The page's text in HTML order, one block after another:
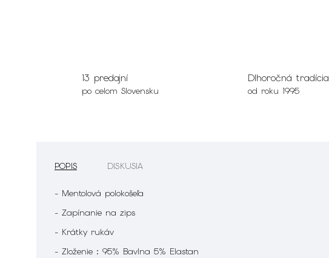
13 predajní
po celom Slovensku
Dlhoročná tradícia
od roku 1995
POPIS DISKUSIA
- Mentolová polokošeľa
- Zapínanie na zips
- Krátky rukáv
- Zloženie : 95% Bavlna 5% Elastan